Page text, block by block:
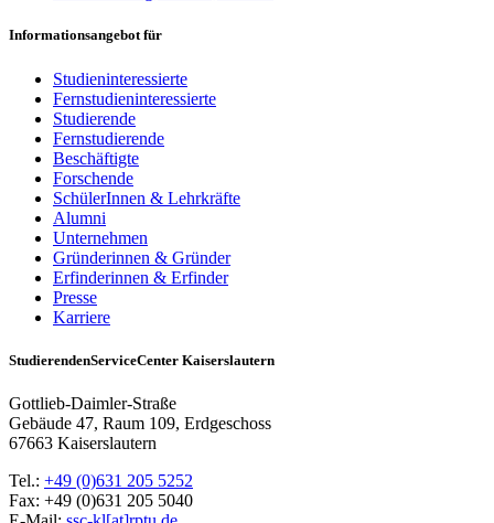
Informationsangebot für
Studieninteressierte
Fernstudieninteressierte
Studierende
Fernstudierende
Beschäftigte
Forschende
SchülerInnen & Lehrkräfte
Alumni
Unternehmen
Gründerinnen & Gründer
Erfinderinnen & Erfinder
Presse
Karriere
StudierendenServiceCenter Kaiserslautern
Gottlieb-Daimler-Straße
Gebäude 47, Raum 109, Erdgeschoss
67663 Kaiserslautern
Tel.: +49 (0)631 205 5252
Fax: +49 (0)631 205 5040